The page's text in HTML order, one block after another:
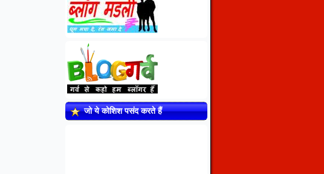
जो ये कोशिश पसंद करते हैं